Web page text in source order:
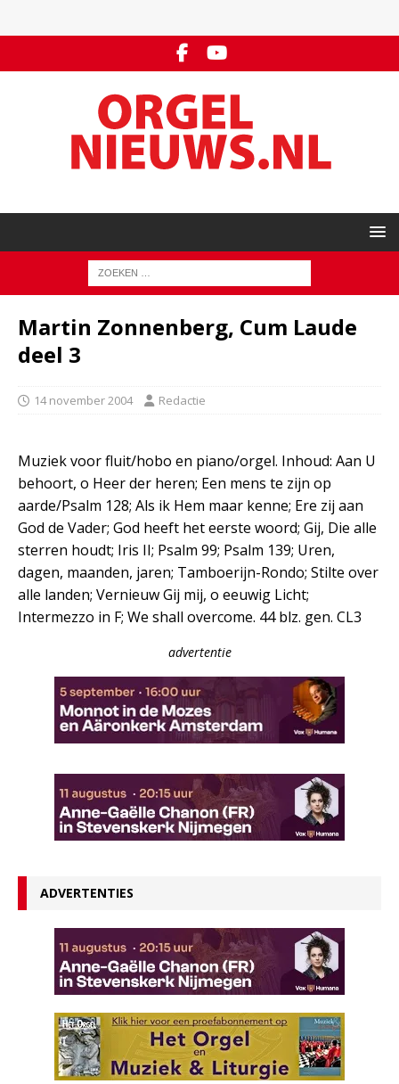
Martin Zonnenberg, Cum Laude
deel 3
14 november 2004 Redactie
Muziek voor fluit/hobo en piano/orgel. Inhoud: Aan U
behoort, o Heer der heren; Een mens te zijn op
aarde/Psalm 128; Als ik Hem maar kenne; Ere zij aan
God de Vader; God heeft het eerste woord; Gij, Die alle
sterren houdt; Iris II; Psalm 99; Psalm 139; Uren,
dagen, maanden, jaren; Tamboerijn-Rondo; Stilte over
alle landen; Vernieuw Gij mij, o eeuwig Licht;
Intermezzo in F; We shall overcome. 44 blz. gen. CL3
advertentie
ADVERTENTIES